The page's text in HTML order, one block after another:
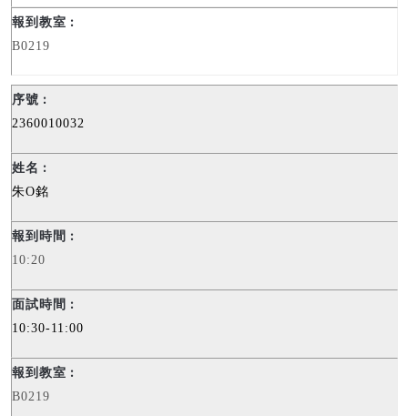
B0219
2360010032
朱O銘
10:20
10:30-11:00
B0219